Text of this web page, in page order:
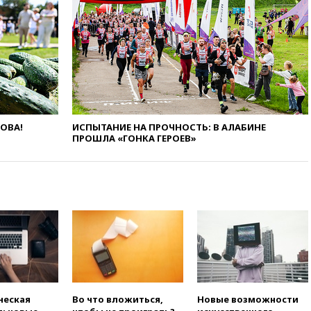
12:15 Иран и Оман
согласовали главные пункты
сделки по открытию
Ормузского пролива
11:58Politico: США
восстановили обмен
разведданными с Украиной
11:58Великобритания
расширила санкции против
России
годовщину ядерной
бомбардировки
Оверчук заявил о
сокращении товарооборота
ИСПЫТАНИЕ НА ПРОЧНОСТЬ: В АЛАБИНЕ
ПРОШЛА «ГОНКА ГЕРОЕВ»
Во что вложиться,
Новые возможности